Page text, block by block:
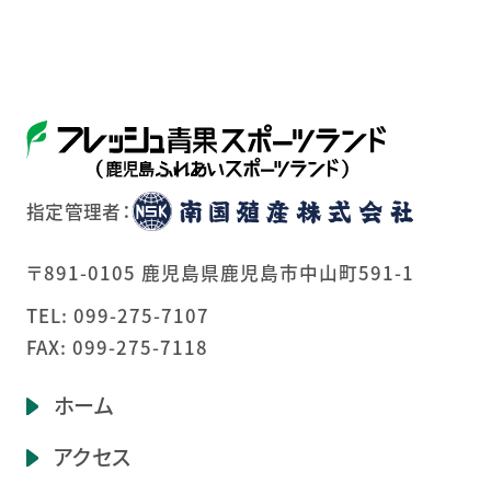
指定管理者：
〒891-0105 鹿児島県鹿児島市中山町591-1
TEL: 099-275-7107
FAX: 099-275-7118
ホーム
アクセス